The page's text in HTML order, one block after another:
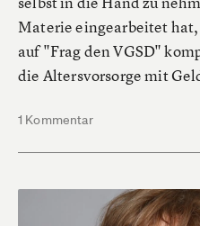
Materie eingearbeitet
auf "Frag den VGSD"
die Altersvorsorge mit
1 Kommentar